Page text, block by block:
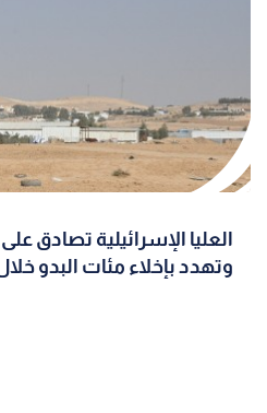
العليا الإسرائيلية تصادق
وتهدد بإخلاء مئات البدو خلال 3